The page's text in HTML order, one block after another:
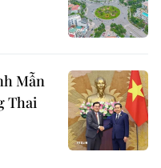
Mẫn
Thai